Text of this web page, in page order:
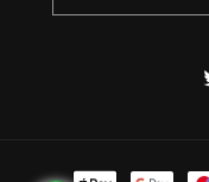
Formas